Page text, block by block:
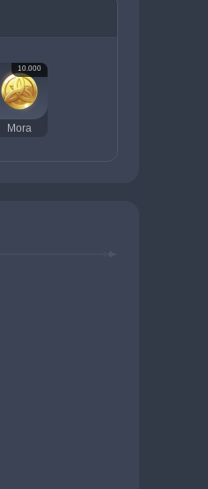
10.000
Mora